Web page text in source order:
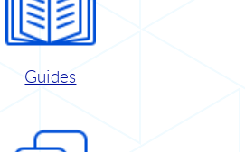
Guides